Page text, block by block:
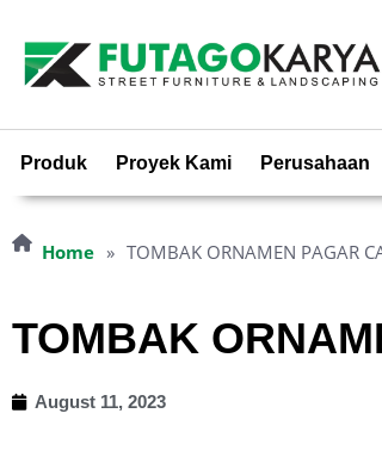
Produk Proyek Kami Perusahaan
Home » TOMBAK ORNAMEN PAGAR
TOMBAK
August 11, 2023